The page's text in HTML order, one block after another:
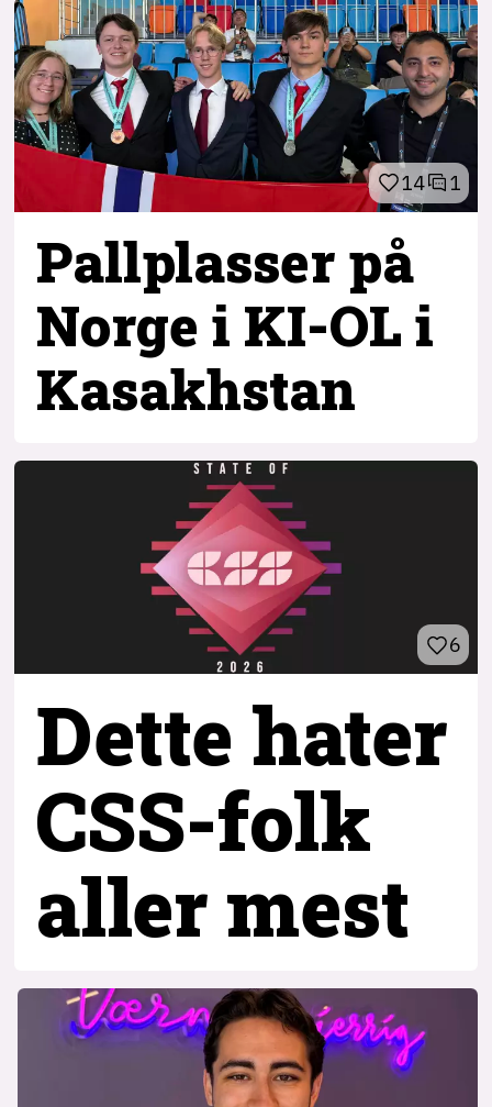
14 1
Pallplasser på
Norge i KI-OL i
Kasakhstan
6
Dette hater
CSS-folk
aller mest